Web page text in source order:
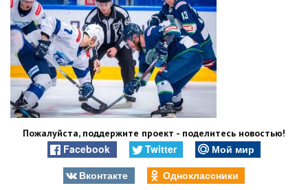
Пожалуйста, поддержите проект - поделитесь новостью!
Facebook Twitter
Мой мир
Вконтакте
Одноклассники